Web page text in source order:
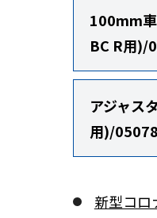
100mm
BC R用)/
アジャス
用)/
新型コロ